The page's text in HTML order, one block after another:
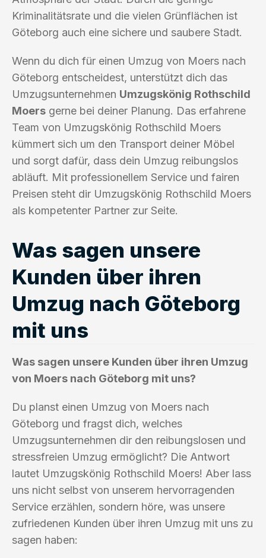
Kriminalitätsrate und die vielen Grünflächen ist
Göteborg auch eine sichere und saubere Stadt.
Wenn du dich für einen Umzug von Moers nach
Göteborg entscheidest, unterstützt dich das
Umzugsunternehmen Umzugskönig Rothschild
Moers gerne bei deiner Planung. Das erfahrene
Team von Umzugskönig Rothschild Moers
kümmert sich um den Transport deiner Möbel
und sorgt dafür, dass dein Umzug reibungslos
abläuft. Mit professionellem Service und fairen
Preisen steht dir Umzugskönig Rothschild Moers
als kompetenter Partner zur Seite.
Was sagen unsere
Kunden über ihren
Umzug nach Göteborg
mit uns
Was sagen unsere Kunden über ihren Umzug
von Moers nach Göteborg mit uns?
Du planst einen Umzug von Moers nach
Göteborg und fragst dich, welches
Umzugsunternehmen dir den reibungslosen und
stressfreien Umzug ermöglicht? Die Antwort
lautet Umzugskönig Rothschild Moers! Aber lass
uns nicht selbst von unserem hervorragenden
Service erzählen, sondern höre, was unsere
zufriedenen Kunden über ihren Umzug mit uns zu
sagen haben: